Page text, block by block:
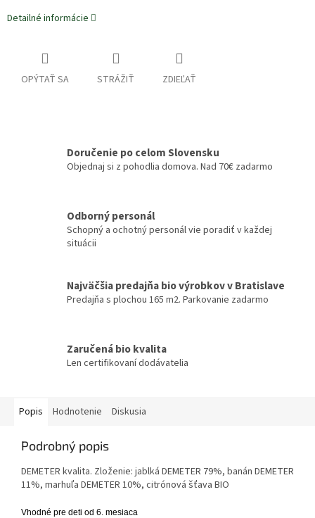
Detailné informácie
OPÝTAŤ SA STRÁŽIŤ ZDIEĽAŤ
Doručenie po celom Slovensku
Objednaj si z pohodlia domova. Nad 70€ zadarmo
Odborný personál
Schopný a ochotný personál vie poradiť v každej
situácii
Najväčšia predajňa bio výrobkov v Bratislave
Predajňa s plochou 165 m2. Parkovanie zadarmo
Zaručená bio kvalita
Len certifikovaní dodávatelia
Popis Hodnotenie Diskusia
Podrobný popis
DEMETER kvalita. Zloženie: jablká DEMETER 79%, banán DEMETER
11%, marhuľa DEMETER 10%, citrónová šťava BIO
Vhodné pre deti od 6. mesiaca